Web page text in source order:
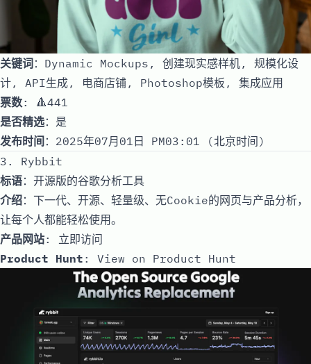
关键词：Dynamic Mockups, 创建现实感样机, 规模化设
计, API生成, 电商店铺, Photoshop模板, 集成应用
票数: 🔺441
是否精选：是
发布时间 ：2025年07月01日 PM03:01 (北京时间)
3. Rybbit
标语：开源版的谷歌分析工具
介绍：下一代、开源、轻量级、无Cookie的网页与产品分析，
让每个人都能轻松使用。
产品网站: 立即访问
Product Hunt : View on Product Hunt